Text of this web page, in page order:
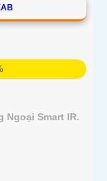
Ngoại Smart IR.